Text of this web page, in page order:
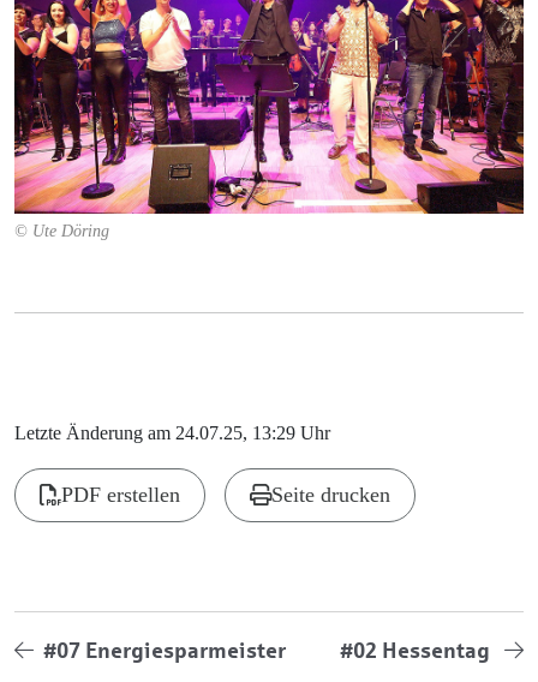
© Ute Döring
Letzte Änderung am 24.07.25, 13:29 Uhr
PDF erstellen Seite drucken
#07 Energiesparmeister #02 Hessentag